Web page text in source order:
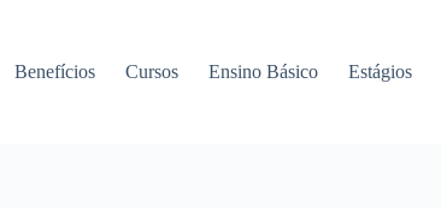
Benefícios Cursos Ensino Básico Estágios